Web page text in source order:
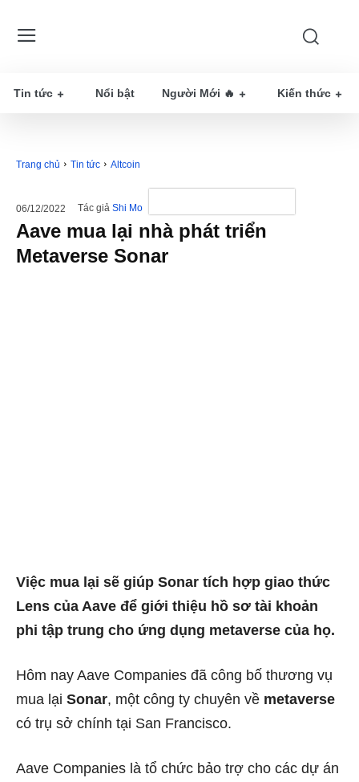
Tin tức Nổi bật Người Mới 🔥 Kiến thức
Trang chủ Tin tức Altcoin
06/12/2022 Tác giả Shi Mo
Aave mua lại nhà phát triển
Metaverse Sonar
Việc mua lại sẽ giúp Sonar tích hợp giao thức
Lens của Aave để giới thiệu hồ sơ tài khoản
phi tập trung cho ứng dụng metaverse của họ.
Hôm nay Aave Companies đã công bố thương vụ
mua lại Sonar, một công ty chuyên về metaverse
có trụ sở chính tại San Francisco.
Aave Companies là tổ chức bảo trợ cho các dự án